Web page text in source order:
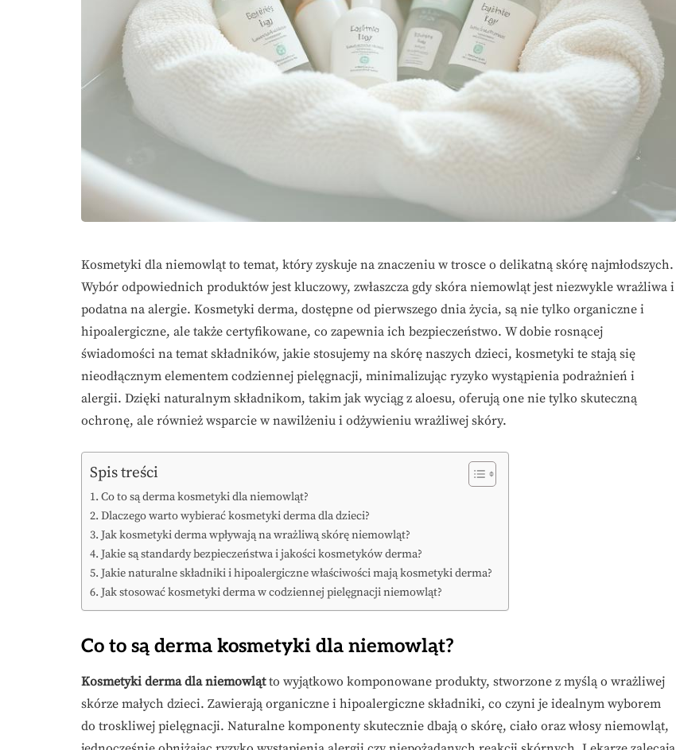
Kosmetyki dla niemowląt to temat, który zyskuje na znaczeniu w trosce o delikatną skórę najmłodszych.
Wybór odpowiednich produktów jest kluczowy, zwłaszcza gdy skóra niemowląt jest niezwykle wrażliwa i
podatna na alergie. Kosmetyki derma, dostępne od pierwszego dnia życia, są nie tylko organiczne i
hipoalergiczne, ale także certyfikowane, co zapewnia ich bezpieczeństwo. W dobie rosnącej
świadomości na temat składników, jakie stosujemy na skórę naszych dzieci, kosmetyki te stają się
nieodłącznym elementem codziennej pielęgnacji, minimalizując ryzyko wystąpienia podrażnień i
alergii. Dzięki naturalnym składnikom, takim jak wyciąg z aloesu, oferują one nie tylko skuteczną
ochronę, ale również wsparcie w nawilżeniu i odżywieniu wrażliwej skóry.
Spis treści
Co to są derma kosmetyki dla niemowląt?
Dlaczego warto wybierać kosmetyki derma dla dzieci?
Jak kosmetyki derma wpływają na wrażliwą skórę niemowląt?
Jakie są standardy bezpieczeństwa i jakości kosmetyków derma?
Jakie naturalne składniki i hipoalergiczne właściwości mają kosmetyki derma?
Jak stosować kosmetyki derma w codziennej pielęgnacji niemowląt?
Co to są derma kosmetyki dla niemowląt?
Kosmetyki derma dla niemowlątto wyjątkowo komponowane produkty, stworzone z myślą o wrażliwej
skórze małych dzieci. Zawierają organiczne i hipoalergiczne składniki, co czyni je idealnym wyborem
do troskliwej pielęgnacji. Naturalne komponenty skutecznie dbają o skórę, ciało oraz włosy niemowląt,